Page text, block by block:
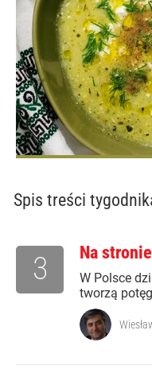
Spis treści
Na
W Polsce
tworzą
3